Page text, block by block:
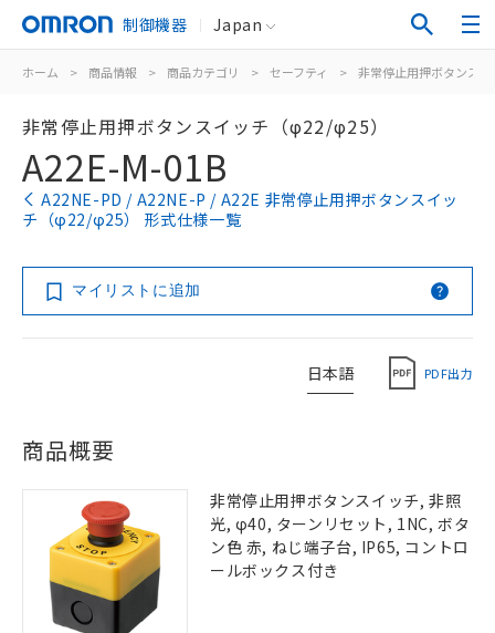
制御機器 Japan
ホーム > 商品情報 > 商品カテゴリ > セーフティ > 非常停止用押ボタンスイ
非常停止用押ボタンスイッチ（φ22/φ25）
A22E-M-01B
A22NE-PD / A22NE-P / A22E 非常停止用押ボタンスイッ
チ（φ22/φ25） 形式仕様一覧
マイリストに追加
日本語 PDF出力
商品概要
非常停止用押ボタンスイッチ, 非照
光, φ40, ターンリセット, 1NC, ボタ
ン色 赤, ねじ端子台, IP65, コントロ
ールボックス付き